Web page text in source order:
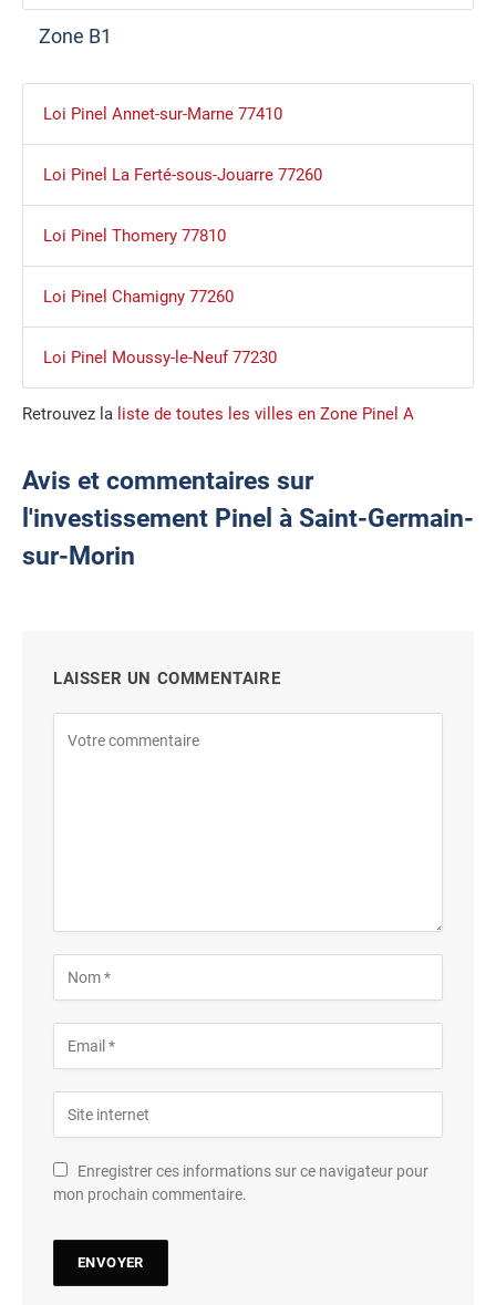
Zone B1
Loi Pinel Annet-sur-Marne 77410
Loi Pinel La Ferté-sous-Jouarre 77260
Loi Pinel Thomery 77810
Loi Pinel Chamigny 77260
Loi Pinel Moussy-le-Neuf 77230
Retrouvez la liste de toutes les villes en Zone Pinel A
Avis et commentaires sur
l'investissement Pinel à Saint-Germain-
sur-Morin
LAISSER UN COMMENTAIRE
Enregistrer ces informations sur ce navigateur pour
mon prochain commentaire.